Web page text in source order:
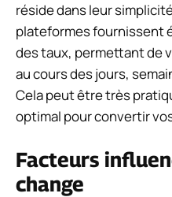
réside dans leur
plateformes fournissent
des taux, permettant de
au cours des jours,
Cela peut être très
optimal pour convertir
Facteurs
change